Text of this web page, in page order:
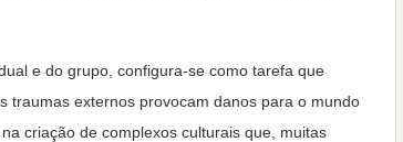
e do grupo, configura-se como tarefa que
traumas externos provocam danos para o mundo
criação de complexos culturais que, muitas